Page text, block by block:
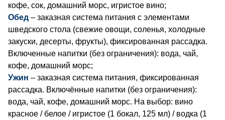
кофе, сок, домашний морс, игристое вино;
Обед – заказная система питания с элементами
шведского стола (свежие овощи, соленья, холодные
закуски, десерты, фрукты), фиксированная рассадка.
Включенные напитки (без ограничения): вода, чай,
кофе, домашний морс;
Ужин – заказная система питания, фиксированная
рассадка. Включённые напитки (без ограничения):
вода, чай, кофе, домашний морс. На выбор: вино
красное / белое / игристое (1 бокал, 125 мл) / водка (1